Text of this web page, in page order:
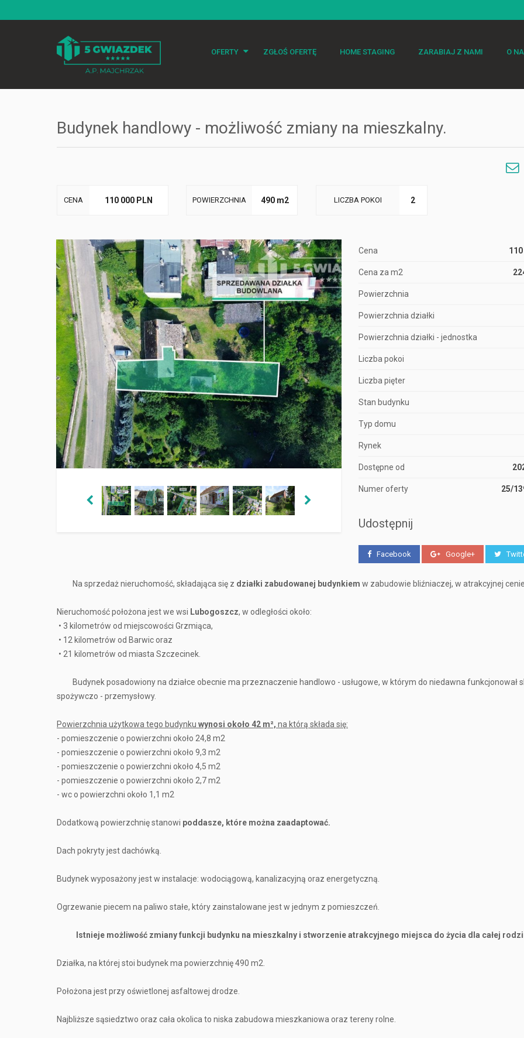
OFERTY
Domy
ZGŁOŚ OFERTĘ HOME STAGING ZARABIAJ Z NAMI O
Budynek handlowy - możliwość zmiany na mieszkalny.
CENA 110 000 PLN POWIERZCHNIA 490 m2 LICZBA POKOI 2
Cena
Cena za m2
Powierzchnia
Powierzchnia działki
Powierzchnia działki - jednostka
Liczba pokoi
Liczba pięter
Stan budynku
Typ domu
Rynek
Dostępne od
Numer oferty 25/
Udostępnij
Facebook Google+
Na sprzedaż nieruchomość, składająca się z działki zabudowanej budynkiem w zabudowie bliźniaczej, w atrakcyjnej cenie.
Nieruchomość położona jest we wsi Lubogoszcz, w odległości około:
• 3 kilometrów od miejscowości Grzmiąca,
• 12 kilometrów od Barwic oraz
• 21 kilometrów od miasta Szczecinek.
Budynek posadowiony na działce obecnie ma przeznaczenie handlowo - usługowe, w którym do niedawna funkcjonował
spożywczo - przemysłowy.
Powierzchnia użytkowa tego budynku wynosi około 42 m², na którą składa się:
- pomieszczenie o powierzchni około 24,8 m2
- pomieszczenie o powierzchni około 9,3 m2
- pomieszczenie o powierzchni około 4,5 m2
- pomieszczenie o powierzchni około 2,7 m2
- wc o powierzchni około 1,1 m2
Dodatkową powierzchnię stanowi poddasze, które można zaadaptować.
Dach pokryty jest dachówką.
Budynek wyposażony jest w instalacje: wodociągową, kanalizacyjną oraz energetyczną.
Ogrzewanie piecem na paliwo stałe, który zainstalowane jest w jednym z pomieszczeń.
Istnieje możliwość zmiany funkcji budynku na mieszkalny i stworzenie atrakcyjnego miejsca do życia dla całej
Działka, na której stoi budynek ma powierzchnię 490 m2.
Położona jest przy oświetlonej asfaltowej drodze.
Najbliższe sąsiedztwo oraz cała okolica to niska zabudowa mieszkaniowa oraz tereny rolne.